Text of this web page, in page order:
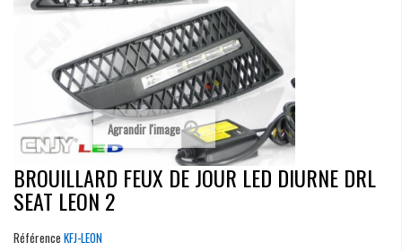
Agrandir l'image
BROUILLARD FEUX DE JOUR LED DIURNE DRL
SEAT LEON 2
Référence KFJ-LEON